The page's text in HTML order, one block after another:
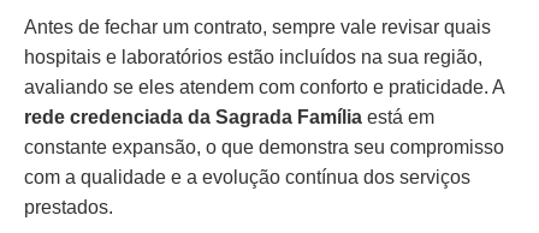
Antes de fechar um contrato, sempre vale revisar quais
hospitais e laboratórios estão incluídos na sua região,
avaliando se eles atendem com conforto e praticidade. A
rede credenciada da Sagrada Família está em
constante expansão, o que demonstra seu compromisso
com a qualidade e a evolução contínua dos serviços
prestados.